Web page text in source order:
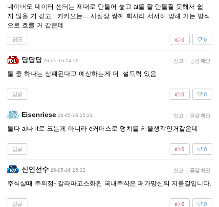
네이버도 데이터 센터는 제대로 만들어 놓고 ai를 잘 만들질 못해서 쉽
지 않을 거 같고...카카오는....사실상 짱깨 회사라 서서히 망해 가는 방식
으로 흐를 거 같은데
답글 0
0
당담당 26-05-16 14:59 신고 | 공감 확인
둘 중 하나는 상폐된다고 예상하는게 더 설득력 있음
답글 0
0
Eisenriese 26-05-16 15:21 신고 | 공감 확인
둘다 ai나 it로 크는게 아니라 e커머스로 덩치를 키울생각인거같은데
답글 0
0
신인선수 26-05-16 15:32 신고 | 공감 확인
주식살때 주의점- 갈라파고스화된 국내주식은 패가망신의 지름길입니다.
답글 0
0